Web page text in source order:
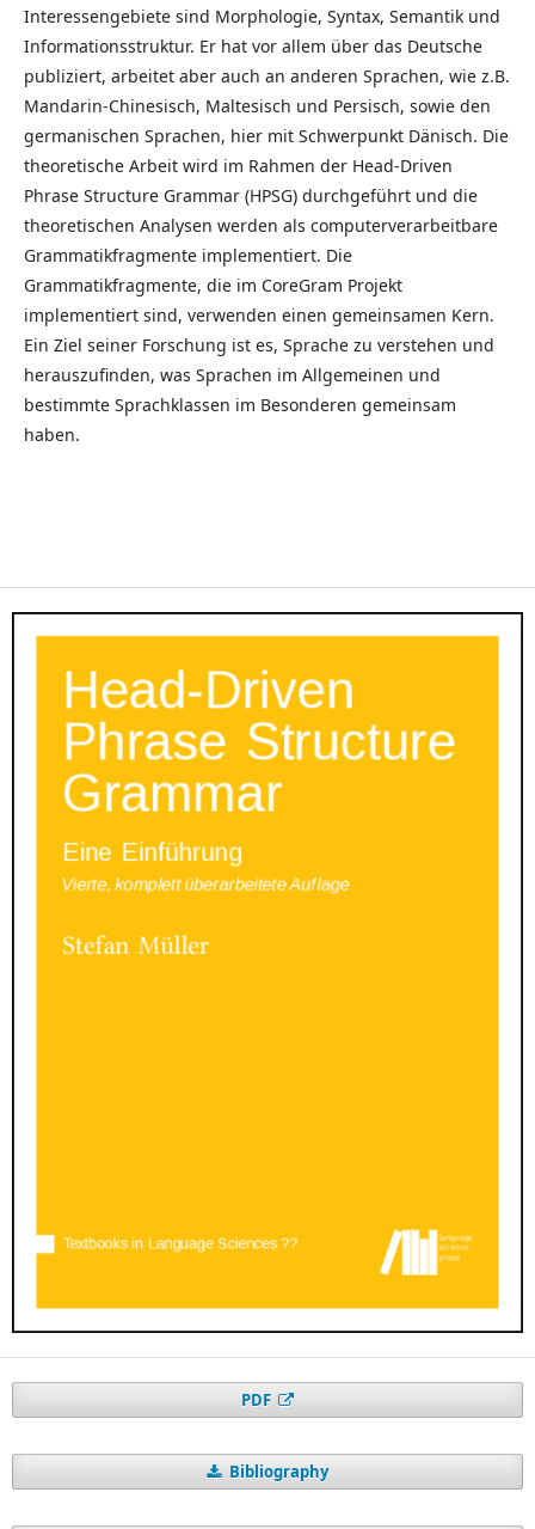
Interessengebiete sind Morphologie, Syntax, Semantik und
Informationsstruktur. Er hat vor allem über das Deutsche
publiziert, arbeitet aber auch an anderen Sprachen, wie z.B.
Mandarin-Chinesisch, Maltesisch und Persisch, sowie den
germanischen Sprachen, hier mit Schwerpunkt Dänisch. Die
theoretische Arbeit wird im Rahmen der Head-Driven
Phrase Structure Grammar (HPSG) durchgeführt und die
theoretischen Analysen werden als computerverarbeitbare
Grammatikfragmente implementiert. Die
Grammatikfragmente, die im CoreGram Projekt
implementiert sind, verwenden einen gemeinsamen Kern.
Ein Ziel seiner Forschung ist es, Sprache zu verstehen und
herauszufinden, was Sprachen im Allgemeinen und
bestimmte Sprachklassen im Besonderen gemeinsam
haben.
PDF
Bibliography